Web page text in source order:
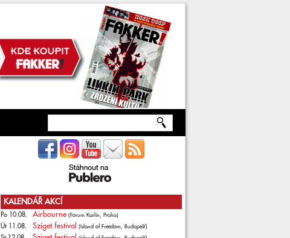
KALENDÁŘ AKCÍ
Po 10.08. Airbourne (Forum Karlín, Praha)
Út 11.08. Sziget festival (Island of Freedom, Budapešť)